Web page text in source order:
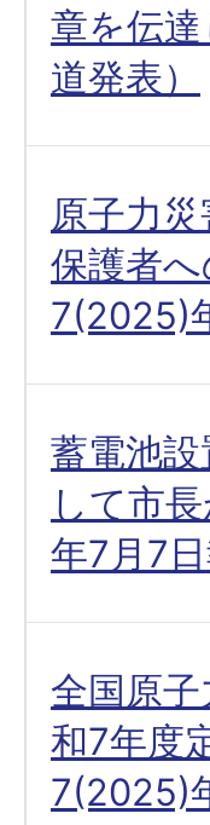
章を伝
道発表）
原子力
保護者
7(2025)
蓄電池
して市
年7月7日
全国原
和7年度
7(2025)